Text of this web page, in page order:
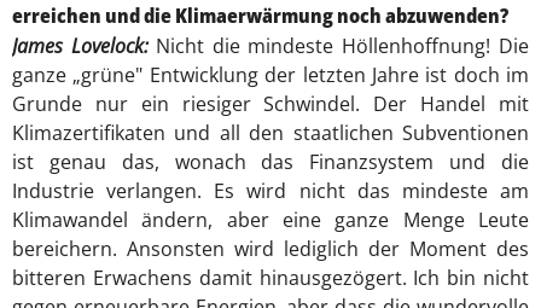
erreichen und die Klimaerwärmung noch abzuwenden?
James Lovelock: Nicht die mindeste Höllenhoffnung! Die
ganze „grüne" Entwicklung der letzten Jahre ist doch im
Grunde nur ein riesiger Schwindel. Der Handel mit
Klimazertifikaten und all den staatlichen Subventionen
ist genau das, wonach das Finanzsystem und die
Industrie verlangen. Es wird nicht das mindeste am
Klimawandel ändern, aber eine ganze Menge Leute
bereichern. Ansonsten wird lediglich der Moment des
bitteren Erwachens damit hinausgezögert. Ich bin nicht